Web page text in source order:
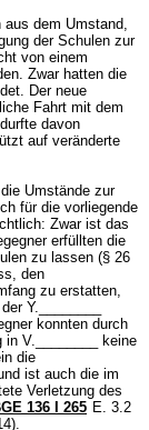
dem Umstand,
der Schulen zur
von einem
Zwar hatten die
Der neue
Fahrt mit dem
davon
auf veränderte
Umstände zur
für die vorliegende
Zwar ist das
erfüllten die
zu lassen (§ 26
den
zu erstatten,
Y.________
konnten durch
V.________ keine
die
ist auch die im
Verletzung des
136 I 265 E. 3.2